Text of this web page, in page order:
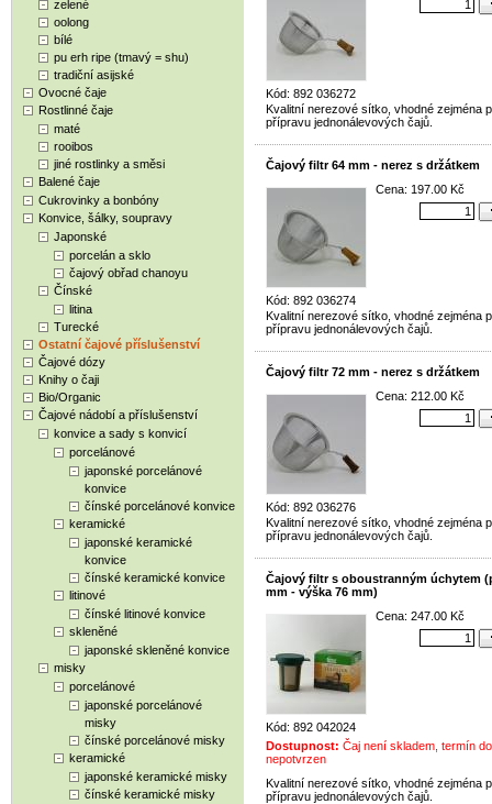
zelené
oolong
bílé
pu erh ripe (tmavý = shu)
tradiční asijské
Ovocné čaje
Rostlinné čaje
maté
rooibos
jiné rostlinky a směsi
Balené čaje
Cukrovinky a bonbóny
Konvice, šálky, soupravy
Japonské
porcelán a sklo
čajový obřad chanoyu
Čínské
litina
Turecké
Ostatní čajové příslušenství
Čajové dózy
Knihy o čaji
Bio/Organic
Čajové nádobí a příslušenství
konvice a sady s konvicí
porcelánové
japonské porcelánové
konvice
čínské porcelánové konvice
keramické
japonské keramické
konvice
čínské keramické konvice
litinové
čínské litinové konvice
skleněné
japonské skleněné konvice
misky
porcelánové
japonské porcelánové
misky
čínské porcelánové misky
keramické
japonské keramické misky
čínské keramické misky
Kód: 892 036272
Kvalitní nerezové sítko, vhodné zejména
přípravu jednonálevových čajů.
Čajový filtr 64 mm - nerez s držátkem
Kód: 892 036274
Cena: 197.00 Kč
Kvalitní nerezové sítko, vhodné zejména
přípravu jednonálevových čajů.
Čajový filtr 72 mm - nerez s držátkem
Kód: 892 036276
Cena: 212.00 Kč
Kvalitní nerezové sítko, vhodné zejména
přípravu jednonálevových čajů.
Čajový filtr s oboustranným úchytem
mm - výška 76 mm)
Kód: 892 042024
Cena: 247.00 Kč
Dostupnost: Čaj není skladem, termín
nepotvrzen
Kvalitní nerezové sítko, vhodné zejména
přípravu jednonálevových čajů.